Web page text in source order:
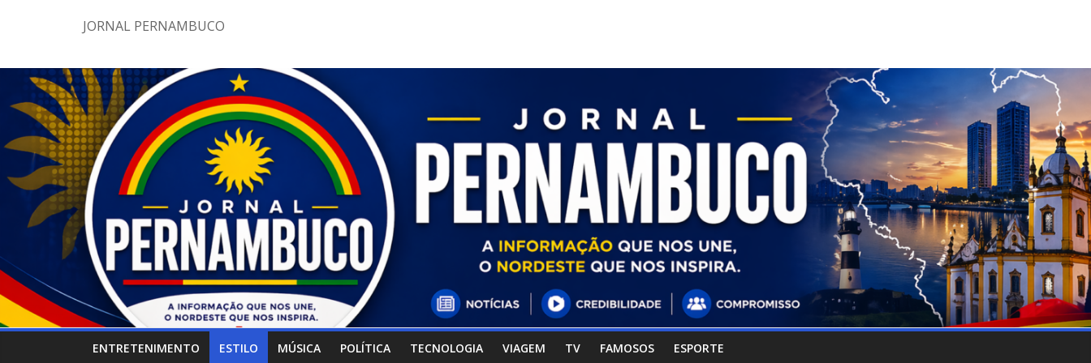
conteúdo
JORNAL PERNAMBUCO
ENTRETENIMENTO ESTILO MÚSICA POLÍTICA TECNOLOGIA VIAGEM TV FAMOSOS ESPORTE